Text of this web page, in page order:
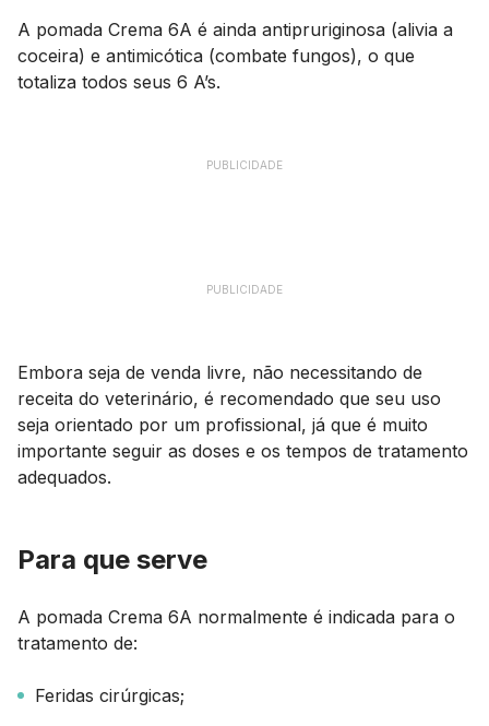
A pomada Crema 6A é ainda antipruriginosa (alivia a
coceira) e antimicótica (combate fungos), o que
totaliza todos seus 6 A’s.
PUBLICIDADE
PUBLICIDADE
Embora seja de venda livre, não necessitando de
receita do veterinário, é recomendado que seu uso
seja orientado por um profissional, já que é muito
importante seguir as doses e os tempos de tratamento
adequados.
Para que serve
A pomada Crema 6A normalmente é indicada para o
tratamento de:
Feridas cirúrgicas;